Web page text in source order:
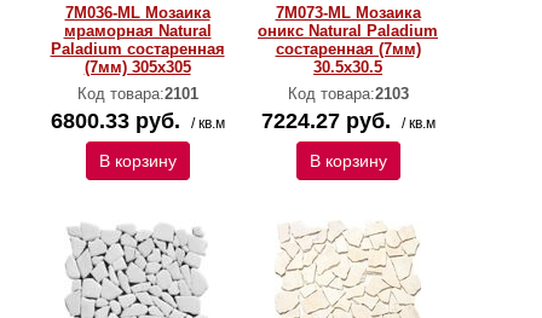
7M036-ML Мозаика
мраморная Natural
Paladium состаренная
(7мм) 305x305
Код товара:2101
6800.33 руб. / кв.м
В корзину
7M073-ML Мозаика
оникс Natural Paladium
состаренная (7мм)
30.5x30.5
Код товара:2103
7224.27 руб. / кв.м
В корзину